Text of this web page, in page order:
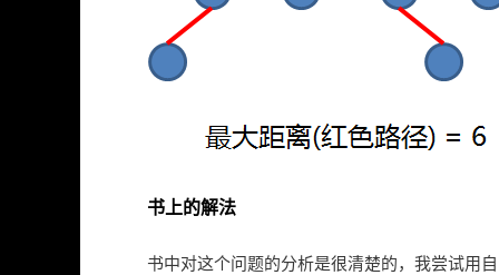
书上的解法
书中对这个问题的分析是很清楚的，我尝试用自